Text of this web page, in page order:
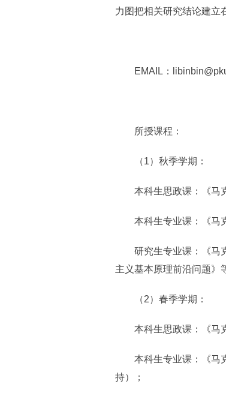
力图把相关研究结论建立
EMAIL：
所授课程：
（1）秋季学期：
本科生思政课：《马克
本科生专业课：《马克
研究生专业课：《马克
主义基本原理前沿问题》
（2）春季学期：
本科生思政课：《马克
本科生专业课：《马克
持）；